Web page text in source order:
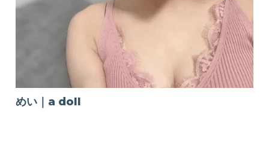
めい｜a doll